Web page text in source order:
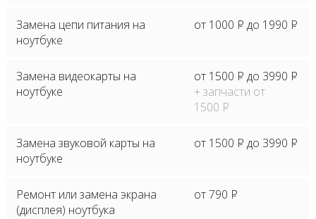
Замена цепи питания на
ноутбуке
от 1000 P до 1990 P
Замена видеокарты на
ноутбуке
от 1500 P до 3990 P
+ запчасти от
1500 P
Замена звуковой карты на
ноутбуке
от 1500 P до 3990 P
Ремонт или замена экрана
(дисплея) ноутбука
от 790 P